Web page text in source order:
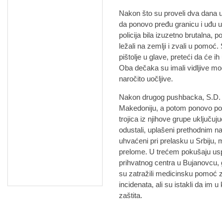
Nakon što su proveli dva dana
da ponovo pređu granicu i uđu
policija bila izuzetno brutalna,
ležali na zemlji i zvali u
pištolje u glave, preteći da će
Oba dečaka su imali vidljive
naročito uočljive.
Nakon drugog pushbacka,
Makedoniju, a potom ponovo
trojica iz njihove grupe
odustali, uplašeni prethodnim
uhvaćeni pri prelasku u Srbiju,
prelome. U trećem pokušaju
prihvatnog centra u
su zatražili medicinsku pomoć
incidenata, ali su istakli da im
zaštita.